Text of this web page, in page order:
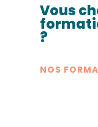
Vous
?
NOS